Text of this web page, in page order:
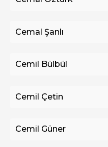
Cemal Şanlı
Cemil Bülbül
Cemil Çetin
Cemil Güner